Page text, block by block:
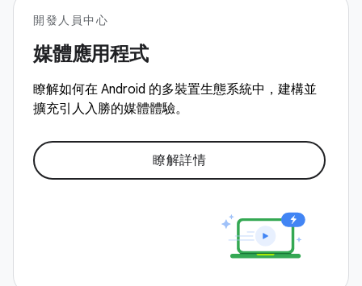
開發人員中心
媒體應用程式
瞭解如何在 Android 的多裝置生態系統中，建構並
擴充引人入勝的媒體體驗。
瞭解詳情